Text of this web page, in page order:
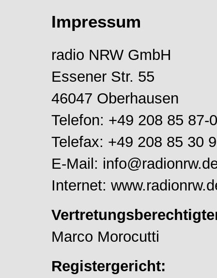
Impressum
radio NRW GmbH
Essener Str. 55
46047 Oberhausen
Telefon: +49 208 85 87-0
Telefax: +49 208 85 30
E-Mail:
Internet:
Marco Morocutti
Registergericht: